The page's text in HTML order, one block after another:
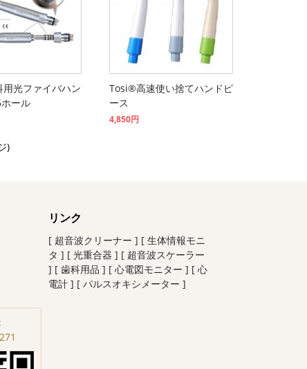
光ファイバハン
ホール
Tosi®高速使い捨てハンドピ
ース
4,850円
)
リンク
[ 超音波クリーナー ] [ 生体情報モニ
タ ] [ 光重合器 ] [ 超音波スケーラー
] [ 歯科用品 ] [ 心電図モニター ] [ 心
電計 ] [ パルスオキシメーター ]